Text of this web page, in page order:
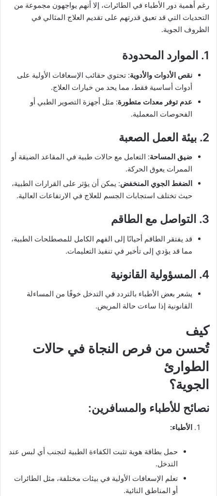
رغم أهمية دور الأطباء في الطائرات، إلا أنهم يواجهون مجموعة من
التحديات التي قد تعيق قدرتهم على تقديم العلاج المثالي في
الظروف الجوية.
1. الموارد المحدودة
نقص الأدوات والأدوية: تحتوي حقائب الإسعافات الأولية على
أدوات أساسية فقط، مما يحد من خيارات العلاج.
عدم توفر معدات متطورة: مثل أجهزة التصوير الطبي أو
الفحوصات المعملية.
2. بيئة العمل الصعبة
ضيق المساحة: التعامل مع حالات طبية في المقاعد الضيقة أو
الممرات يعوق الحركة.
الضغط الجوي المنخفض: يمكن أن يؤثر على القرارات الطبية،
حيث تختلف استجابات الجسم للعلاج في الارتفاعات العالية.
3. التواصل مع الطاقم
قد يفتقر الطاقم أحيانًا إلى الفهم الكامل للمصطلحات الطبية،
مما قد يؤدي إلى تأخير في تنفيذ التعليمات.
4. المسؤولية القانونية
يشعر بعض الأطباء بالتردد في التدخل خوفًا من المساءلة
القانونية إذا ساءت حالة المريض.
كيف
تُحسن من فرص النجاة في حالات
الطوارئ
الجوية؟
نصائح للأطباء والمسافرين:
الأطباء:
حمل بطاقة هوية تثبت الكفاءة الطبية لتجنب أي لبس عند
التدخل.
تعلم الإسعافات الأولية في بيئات مختلفة، مثل الطائرات
أو المناطق النائية.